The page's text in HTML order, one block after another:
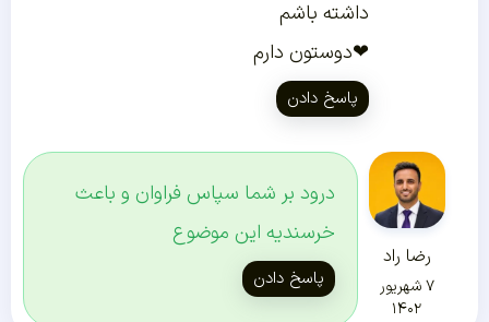
داشته باشم
❤دوستون دارم
پاسخ دادن
رضا راد
۷ شهریور
۱۴۰۲
درود بر شما سپاس فراوان و باعث
خرسندیه این موضوع
پاسخ دادن